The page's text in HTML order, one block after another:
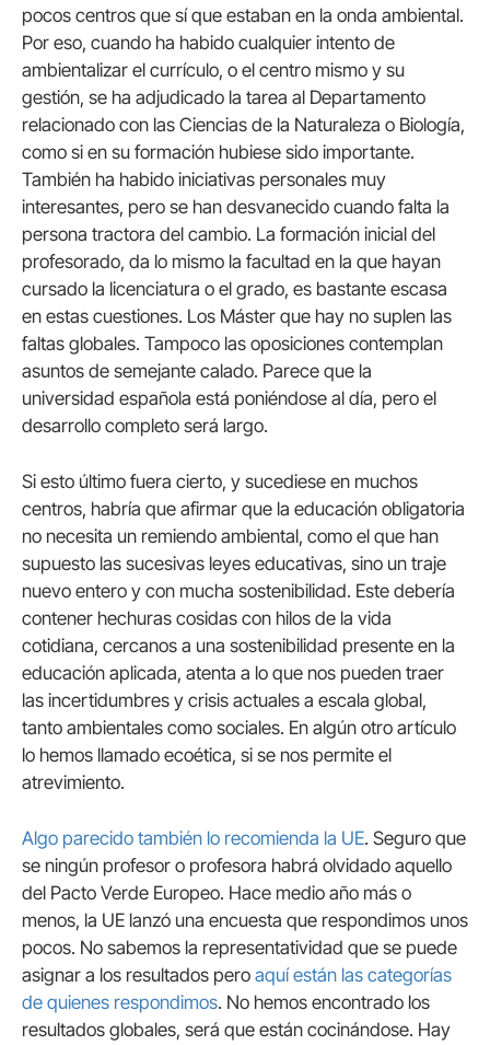
pocos centros que sí que estaban en la onda ambiental.
Por eso, cuando ha habido cualquier intento de
ambientalizar el currículo, o el centro mismo y su
gestión, se ha adjudicado la tarea al Departamento
relacionado con las Ciencias de la Naturaleza o Biología,
como si en su formación hubiese sido importante.
También ha habido iniciativas personales muy
interesantes, pero se han desvanecido cuando falta la
persona tractora del cambio. La formación inicial del
profesorado, da lo mismo la facultad en la que hayan
cursado la licenciatura o el grado, es bastante escasa
en estas cuestiones. Los Máster que hay no suplen las
faltas globales. Tampoco las oposiciones contemplan
asuntos de semejante calado. Parece que la
universidad española está poniéndose al día, pero el
desarrollo completo será largo.
Si esto último fuera cierto, y sucediese en muchos
centros, habría que afirmar que la educación obligatoria
no necesita un remiendo ambiental, como el que han
supuesto las sucesivas leyes educativas, sino un traje
nuevo entero y con mucha sostenibilidad. Este debería
contener hechuras cosidas con hilos de la vida
cotidiana, cercanos a una sostenibilidad presente en la
educación aplicada, atenta a lo que nos pueden traer
las incertidumbres y crisis actuales a escala global,
tanto ambientales como sociales. En algún otro artículo
lo hemos llamado ecoética, si se nos permite el
atrevimiento.
Algo parecido también lo recomienda la UE. Seguro que
se ningún profesor o profesora habrá olvidado aquello
del Pacto Verde Europeo. Hace medio año más o
menos, la UE lanzó una encuesta que respondimos unos
pocos. No sabemos la representatividad que se puede
asignar a los resultados pero aquí están las categorías
de quienes respondimos. No hemos encontrado los
resultados globales, será que están cocinándose. Hay